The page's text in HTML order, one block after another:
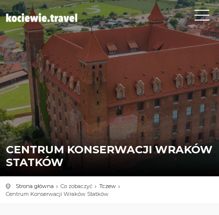
CENTRUM KONSERWACJI WRAKÓW
STATKÓW
Strona główna Co zobaczyć
Tczew
Centrum Konserwacji Wraków Statków